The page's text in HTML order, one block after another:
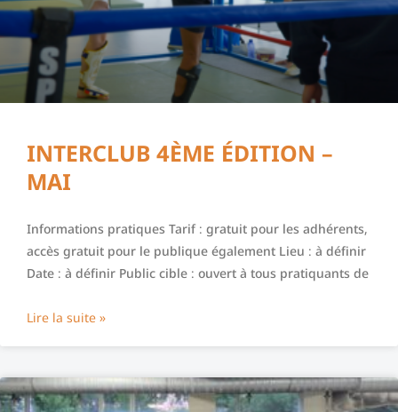
INTERCLUB 4ÈME ÉDITION –
MAI
Informations pratiques Tarif : gratuit pour les adhérents,
accès gratuit pour le publique également Lieu : à définir
Date : à définir Public cible : ouvert à tous pratiquants de
Lire la suite »